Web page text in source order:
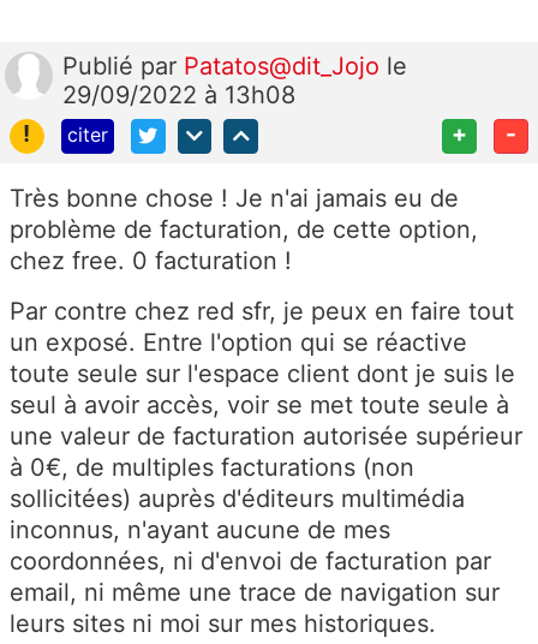
Publié par Patatos@dit_Jojo le
29/09/2022 à 13h08
!
citer + -
Très bonne chose ! Je n'ai jamais eu de
problème de facturation, de cette option,
chez free. 0 facturation !
Par contre chez red sfr, je peux en faire tout
un exposé. Entre l'option qui se réactive
toute seule sur l'espace client dont je suis le
seul à avoir accès, voir se met toute seule à
une valeur de facturation autorisée supérieur
à 0€, de multiples facturations (non
sollicitées) auprès d'éditeurs multimédia
inconnus, n'ayant aucune de mes
coordonnées, ni d'envoi de facturation par
email, ni même une trace de navigation sur
leurs sites ni moi sur mes historiques.